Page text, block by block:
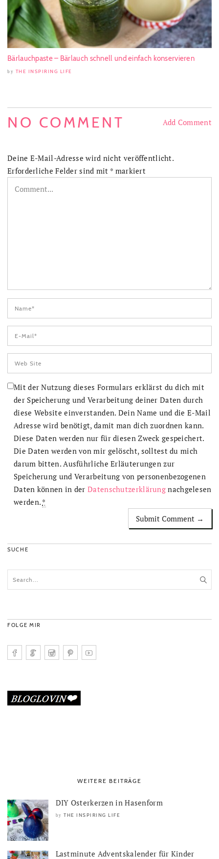
Bärlauchpaste – Bärlauch schnell und einfach konservieren
by THE INSPIRING LIFE
NO COMMENT Add Comment
Deine E-Mail-Adresse wird nicht veröffentlicht.
Erforderliche Felder sind mit * markiert
Mit der Nutzung dieses Formulars erklärst du dich mit
der Speicherung und Verarbeitung deiner Daten durch
diese Website einverstanden. Dein Name und die E-Mail
Adresse wird benötigt, damit man dich zuordnen kann.
Diese Daten werden nur für diesen Zweck gespeichert.
Die Daten werden von mir gelöscht, solltest du mich
darum bitten. Ausführliche Erläuterungen zur
Speicherung und Verarbeitung von personenbezogenen
Daten können in derDatenschutzerklärung nachgelesen
werden. *
SUCHE
FOLGE MIR
WEITERE BEITRÄGE
DIY Osterkerzen in Hasenform
by THE INSPIRING LIFE
Lastminute Adventskalender für Kinder